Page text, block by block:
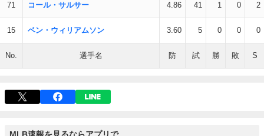
71 コール・サルサー 4.86 41 1 0 2
15 ベン・ウィリアムソン 3.60 5 0 0 0
No. 選手名 防 試 勝 敗 S